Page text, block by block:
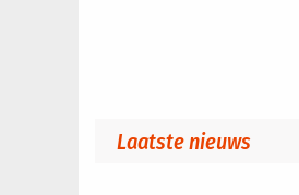
Laatste nieuws